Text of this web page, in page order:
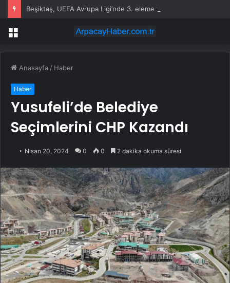
Beşiktaş, UEFA Avrupa Ligi’nde 3. eleme turuna yükseldi
Menü
Anasayfa / Haber
Haber
Yusufeli’de Belediye
Seçimlerini CHP Kazandı
Nisan 20, 2024 0 0 2 dakika okuma süresi